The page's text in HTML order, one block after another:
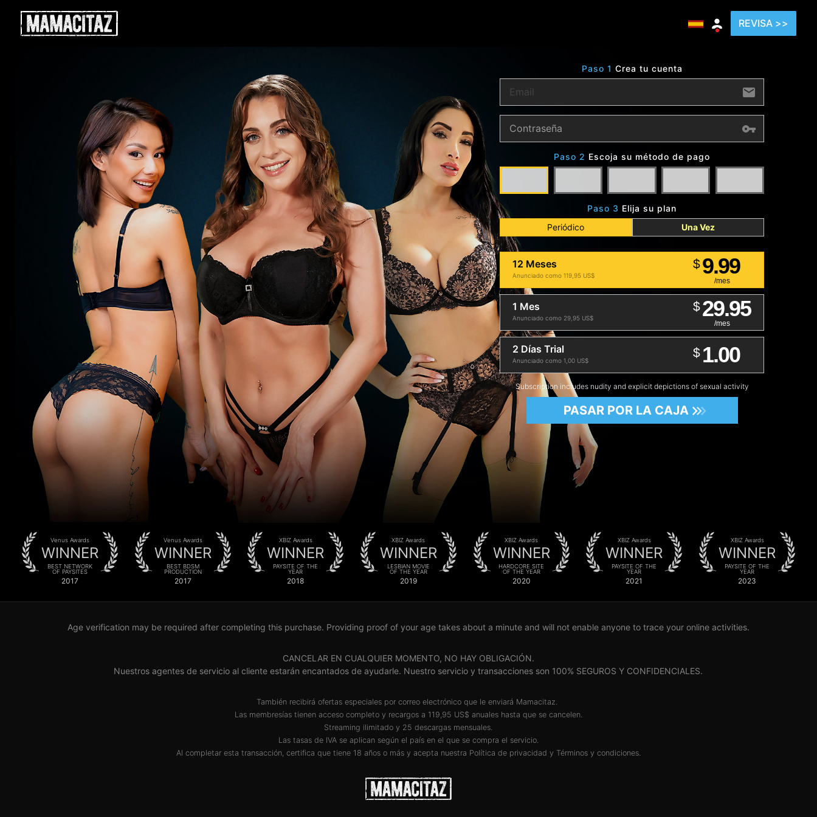
REVISA >>
Paso 1 Crea tu cuenta
Paso 2 Escoja su método de pago
Paso 3 Elija su plan
Periódico
Una Vez
12 Meses
Anunciado como 119,95 US$
$9.99
/mes
1 Mes
Anunciado como 29,95 US$
$29.95
/mes
2 Días Trial
Anunciado como 1,00 US$
$ 1.00
Subscription includes nudity and explicit depictions of sexual activity
PASAR POR LA CAJA
Venus Awards
WINNER
BEST NETWORK
OF PAYSITES
2017
Venus Awards
WINNER
BEST BDSM
PRODUCTION
2017
XBIZ Awards
WINNER
PAYSITE OF THE
YEAR
2018
XBIZ Awards
WINNER
LESBIAN MOVIE
OF THE YEAR
2019
XBIZ Awards
WINNER
HARDCORE SITE
OF THE YEAR
2020
XBIZ Awards
WINNER
PAYSITE OF THE
YEAR
2021
XBIZ Awards
WINNER
PAYSITE OF THE
YEAR
2023
Age verification may be required after completing this purchase. Providing proof of your age takes about a minute and will not enable anyone to trace your online activities.
CANCELAR EN CUALQUIER MOMENTO, NO HAY OBLIGACIÓN.
Nuestros agentes de servicio al cliente estarán encantados de ayudarle. Nuestro servicio y transacciones son 100% SEGUROS Y CONFIDENCIALES.
También recibirá ofertas especiales por correo electrónico que le enviará Mamacitaz.
Las membresías tienen acceso completo y recargos a 119,95 US$ anuales hasta que se cancelen.
Streaming ilimitado y 25 descargas mensuales.
Las tasas de IVA se aplican según el país en el que se compra el servicio.
Al completar esta transacción, certifica que tiene 18 años o más y acepta nuestra Política de privacidad y Términos y condiciones.